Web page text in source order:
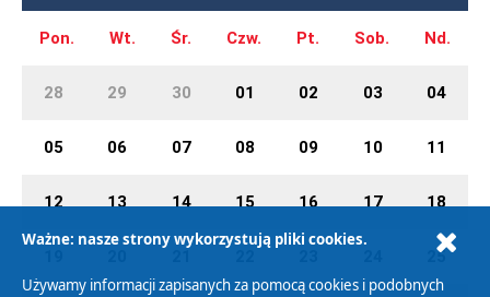
Pon. Wt. Śr. Czw. Pt. Sob. Nd.
28 29 30 01 02 03 04
05 06 07 08 09 10 11
12 13 14 15 16 17 18
25
Ważne: nasze strony wykorzystują pliki cookies.
Używamy informacji zapisanych za pomocą cookies i podobnych